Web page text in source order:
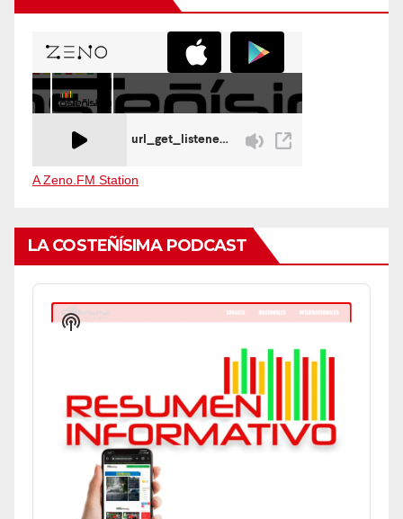
A Zeno.FM Station
LA COSTEÑÍSIMA PODCAST
Audio
Player
Show